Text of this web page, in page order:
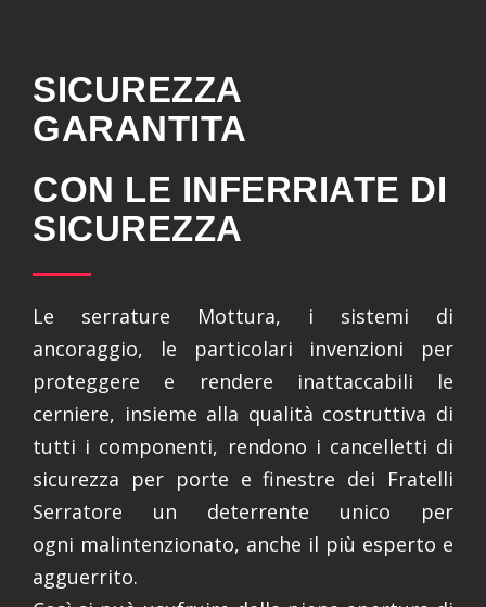
SICUREZZA
GARANTITA
CON LE INFERRIATE DI
SICUREZZA
Le serrature Mottura, i sistemi di
ancoraggio, le particolari invenzioni per
proteggere e rendere inattaccabili le
cerniere, insieme alla qualità costruttiva di
tutti i componenti, rendono i cancelletti di
sicurezza per porte e finestre dei Fratelli
Serratore un deterrente unico per
ogni malintenzionato, anche il più esperto e
agguerrito.